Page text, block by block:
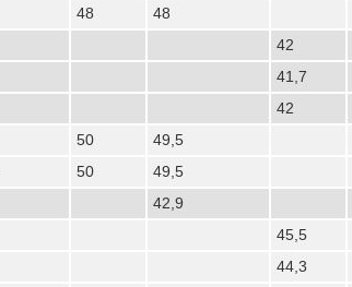
48 48
42
41,7
42
50
49,5
50
49,5
42,9
45,5
44,3